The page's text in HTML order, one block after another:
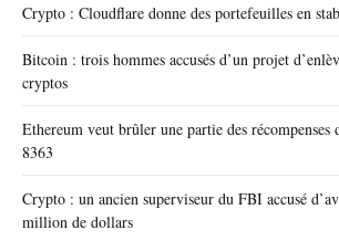
Crypto : Cloudflare donne des portefeuilles en
Bitcoin : trois hommes accusés d’un projet
cryptos
Ethereum veut brûler une partie des récompenses
8363
Crypto : un ancien superviseur du FBI accusé
million de dollars